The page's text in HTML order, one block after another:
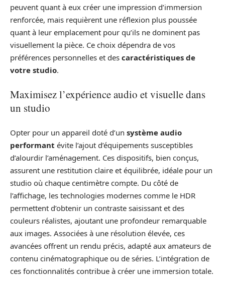
peuvent quant à eux créer une impression d’immersion
renforcée, mais requièrent une réflexion plus poussée
quant à leur emplacement pour qu’ils ne dominent pas
visuellement la pièce. Ce choix dépendra de vos
préférences personnelles et des caractéristiques de
votre studio.
Maximisez l’expérience audio et visuelle dans
un studio
Opter pour un appareil doté d’un système audio
performant évite l’ajout d’équipements susceptibles
d’alourdir l’aménagement. Ces dispositifs, bien conçus,
assurent une restitution claire et équilibrée, idéale pour un
studio où chaque centimètre compte. Du côté de
l’affichage, les technologies modernes comme le HDR
permettent d’obtenir un contraste saisissant et des
couleurs réalistes, ajoutant une profondeur remarquable
aux images. Associées à une résolution élevée, ces
avancées offrent un rendu précis, adapté aux amateurs de
contenu cinématographique ou de séries. L’intégration de
ces fonctionnalités contribue à créer une immersion totale.